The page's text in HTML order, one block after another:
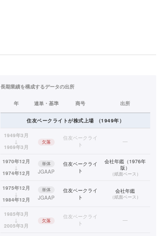
長期業績を構成するデータの出所
年 連単・基準 商号 出所
住友ベークライトが株式上場 （1949年）
1949年3月
↓
1969年3月
欠落
住友ベークライ
ト
—
1970年12月
↓
1974年12月
単体
JGAAP
住友ベークライ
ト
会社年鑑（1976年
版）
（紙面ベース）
1975年12月
↓
1984年12月
単体
JGAAP
住友ベークライ
ト
会社年鑑
（紙面ベース）
1985年3月
↓
2005年3月
欠落
住友ベークライ
ト
—